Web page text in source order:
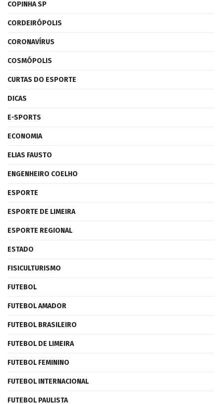
COPINHA SP
CORDEIRÓPOLIS
CORONAVÍRUS
COSMÓPOLIS
CURTAS DO ESPORTE
DICAS
E-SPORTS
ECONOMIA
ELIAS FAUSTO
ENGENHEIRO COELHO
ESPORTE
ESPORTE DE LIMEIRA
ESPORTE REGIONAL
ESTADO
FISICULTURISMO
FUTEBOL
FUTEBOL AMADOR
FUTEBOL BRASILEIRO
FUTEBOL DE LIMEIRA
FUTEBOL FEMININO
FUTEBOL INTERNACIONAL
FUTEBOL PAULISTA